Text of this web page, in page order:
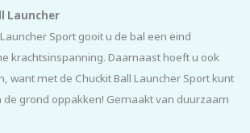
Launcher
Sport gooit u de bal een eind
krachtsinspanning. Daarnaast hoeft u ook
want met de Chuckit Ball Launcher Sport kunt
de grond oppakken! Gemaakt van duurzaam